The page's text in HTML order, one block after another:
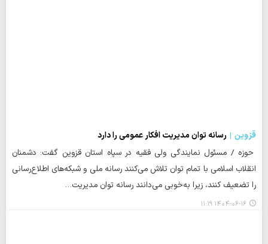
قزوین
رسانه توان مدیریت افکار عمومی را دارد
حوزه / مسئول نمایندگی ولی فقیه در سپاه استان قزوین گفت: دشمنان
انقلاب اسلامی با تمام توان تلاش می‌کنند رسانه ملی و شبکه‌های اطلاع‌رسانی
را تضعیف کنند، زیرا به‌خوبی می‌دانند رسانه توان مدیریت…
۱۴۰۴-۰۶-۱۶ ۱۱:۱۹